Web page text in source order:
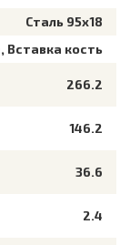
Сталь 95х18
Вставка кость
266.2
146.2
36.6
2.4